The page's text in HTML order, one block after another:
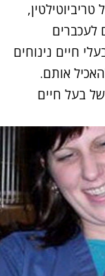
לעכברים
חיים נינוחים
אותם.
בעל חיים